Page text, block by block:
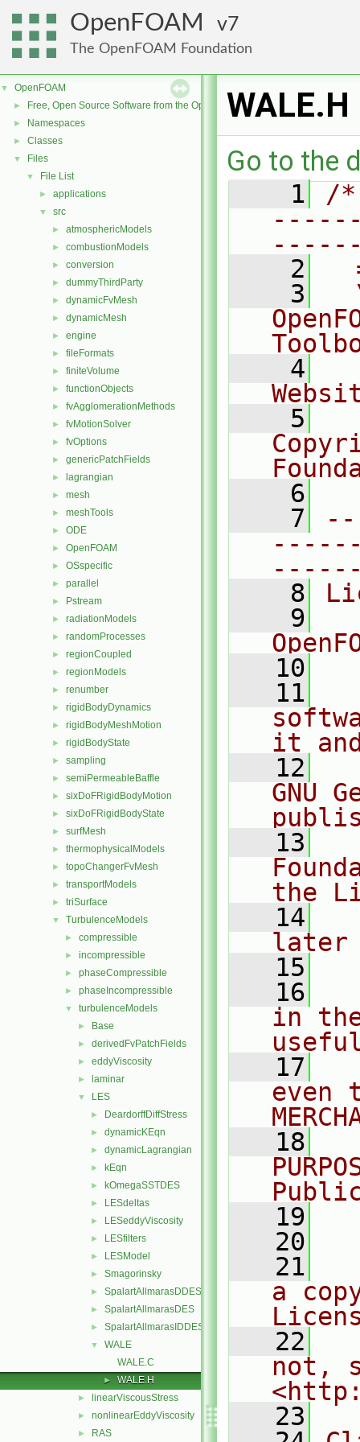
OpenFOAM 7
The OpenFOAM Foundation
▼ OpenFOAM
► Free, Open Source Software from the OpenFOAM Foundation
► Namespaces
► Classes
▼ Files
▼ File List
► applications
▼ src
► atmosphericModels
► combustionModels
► conversion
► dummyThirdParty
► dynamicFvMesh
► dynamicMesh
► engine
► fileFormats
► finiteVolume
► functionObjects
► fvAgglomerationMethods
► fvMotionSolver
► fvOptions
► genericPatchFields
► lagrangian
► mesh
► meshTools
► ODE
► OpenFOAM
► OSspecific
► parallel
► Pstream
► radiationModels
► randomProcesses
► regionCoupled
► regionModels
► renumber
► rigidBodyDynamics
► rigidBodyMeshMotion
► rigidBodyState
► sampling
► semiPermeableBaffle
► sixDoFRigidBodyMotion
► sixDoFRigidBodyState
► surfMesh
► thermophysicalModels
► topoChangerFvMesh
► transportModels
► triSurface
▼ TurbulenceModels
► compressible
► incompressible
► phaseCompressible
► phaseIncompressible
▼ turbulenceModels
► Base
► derivedFvPatchFields
► eddyViscosity
► laminar
▼ LES
► DeardorffDiffStress
► dynamicKEqn
► dynamicLagrangian
► kEqn
► kOmegaSSTDES
► LESdeltas
► LESeddyViscosity
► LESfilters
► LESModel
► Smagorinsky
► SpalartAllmarasDDES
► SpalartAllmarasDES
► SpalartAllmarasIDDES
▼
WALE
WALE.C
► WALE.H
► linearViscousStress
► nonlinearEddyViscosity
► RAS
WALE.H
Go to the
    1
/
    2
    3
    4
    5
    6
    7
    8
    9
   10
   11
it
   12
GNU
   13
the
   14
later
   15
   16
in
   17
even
   18
   19
   20
   21
a
   22
not,
   23